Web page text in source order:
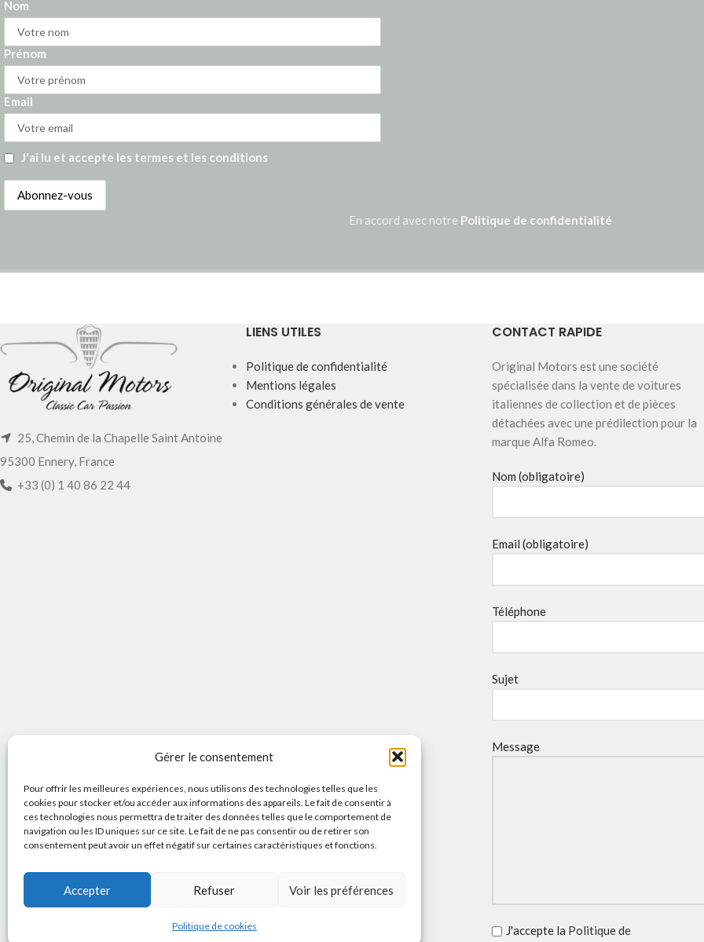
Gérer le consentement
Pour offrir les meilleures expériences, nous utilisons des technologies telles que les
cookies pour stocker et/ou accéder aux informations des appareils. Le fait de consentir à
ces technologies nous permettra de traiter des données telles que le comportement de
navigation ou les ID uniques sur ce site. Le fait de ne pas consentir ou de retirer son
consentement peut avoir un effet négatif sur certaines caractéristiques et fonctions.
Accepter Refuser Voir les préférences
Politique de cookies
Nom
Prénom
Email
J'ai lu et accepte les termes et les conditions
En accord avec notre Politique de confidentialité
25, Chemin de la Chapelle Saint Antoine
95300 Ennery, France
+33 (0) 1 40 86 22 44
LIENS UTILES
Politique de confidentialité
Mentions légales
Conditions générales de vente
CONTACT RAPIDE
Original Motors est une société
spécialisée dans la vente de voitures
italiennes de collection et de pièces
détachées avec une prédilection pour la
marque Alfa Romeo.
Nom (obligatoire)
Email (obligatoire)
Téléphone
Sujet
Message
J'accepte la Politique de